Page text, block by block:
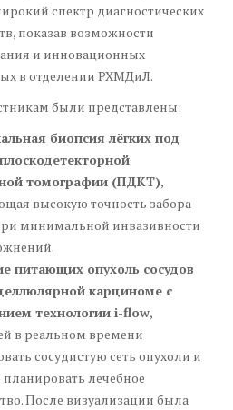
спектр диагностических
показав возможности
и инновационных
в отделении РХМДиЛ.
были представлены:
биопсия лёгких под
томографии (ПДКТ),
высокую точность забора
минимальной инвазивности
питающих опухоль сосудов
карциноме с
технологии i-flow,
в реальном времени
сосудистую сеть опухоли и
лечебное
После визуализации была